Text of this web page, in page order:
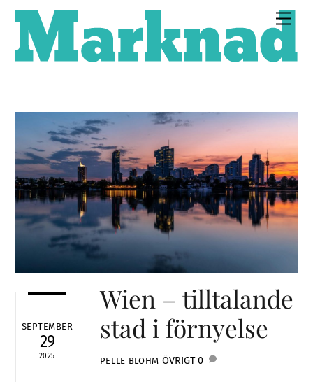
Skip
content
SEPTEMBER
29
2025
Wien – tilltalande
stad i förnyelse
PELLE BLOHM ÖVRIGT 0